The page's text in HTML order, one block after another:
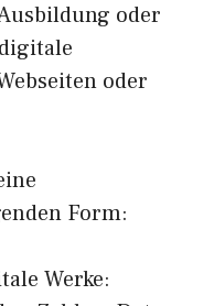
oder
oder
Form:
Werke: